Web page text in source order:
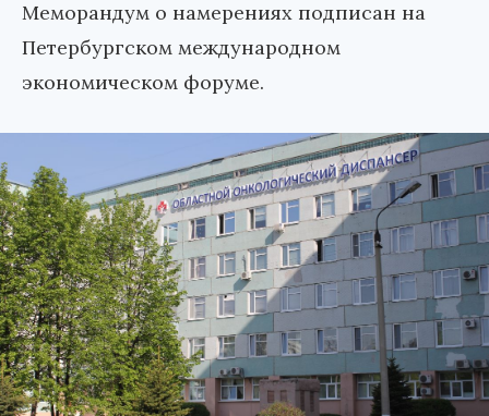
Меморандум о намерениях подписан на
Петербургском международном
экономическом форуме.